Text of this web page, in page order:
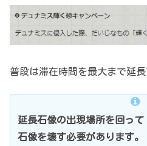
普段は滞在時間を最大まで延長
延長石像の出現場所を回って
石像を壊す必要があります。